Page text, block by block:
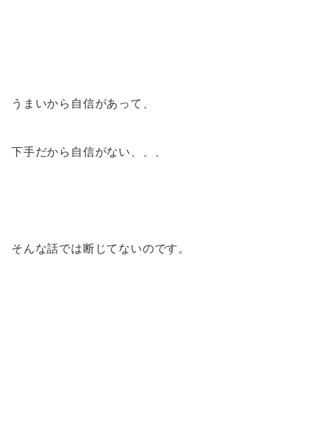
うまいから自信があって、
下手だから自信がない、、、
そんな話では断じてないのです。